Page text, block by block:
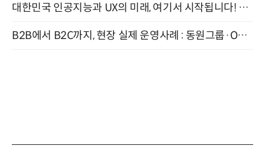
대한민국 인공지능과 UX의 미래, 여기서 시작됩니다! UX Korea 2026 - Fall 9월 2일 개최
B2B에서 B2C까지, 현장 실제 운영사례 : 동원그룹·OCI·다이닝브랜즈그룹·당근 (8/27)